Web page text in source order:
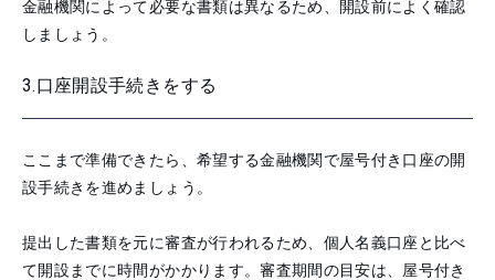
金融機関によって必要な書類は異なるため、開設前によく確認
しましょう。
3.口座開設手続きをする
ここまで準備できたら、希望する金融機関で屋号付き口座の開
設手続きを進めましょう。
提出した書類を元に審査が行われるため、個人名義口座と比べ
て開設までに時間がかかります。審査期間の目安は、屋号付き